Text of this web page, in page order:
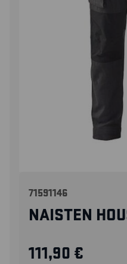
71591146
NAISTEN
111,90 €